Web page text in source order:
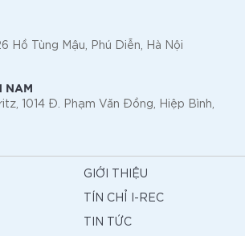
Hồ Tùng Mậu, Phú Diễn, Hà Nội
NAM
1014 Đ. Phạm Văn Đồng, Hiệp Bình,
GIỚI THIỆU
TÍN CHỈ I-REC
TIN TỨC